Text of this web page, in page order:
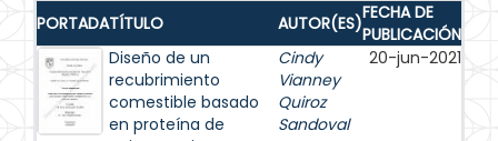
PORTADATÍTULO AUTOR(ES)FECHA DE
PUBLICACIÓN
Diseño de un
recubrimiento
comestible basado
en proteína de
Cindy
Vianney
Quiroz
Sandoval
20-jun-2021